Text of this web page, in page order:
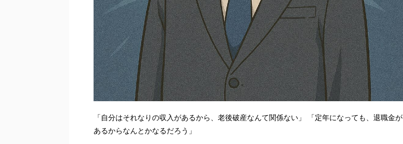
「自分はそれなりの収入があるから、老後破産なんて関係ない」 「定年になっても、退職金が
あるからなんとかなるだろう」